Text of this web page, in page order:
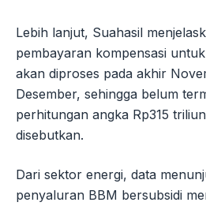
Lebih lanjut, Suahasil
pembayaran kompensasi
akan diproses pada akhir
Desember, sehingga belum
perhitungan angka Rp315
disebutkan.
Dari sektor energi, data
penyaluran BBM bersubsidi